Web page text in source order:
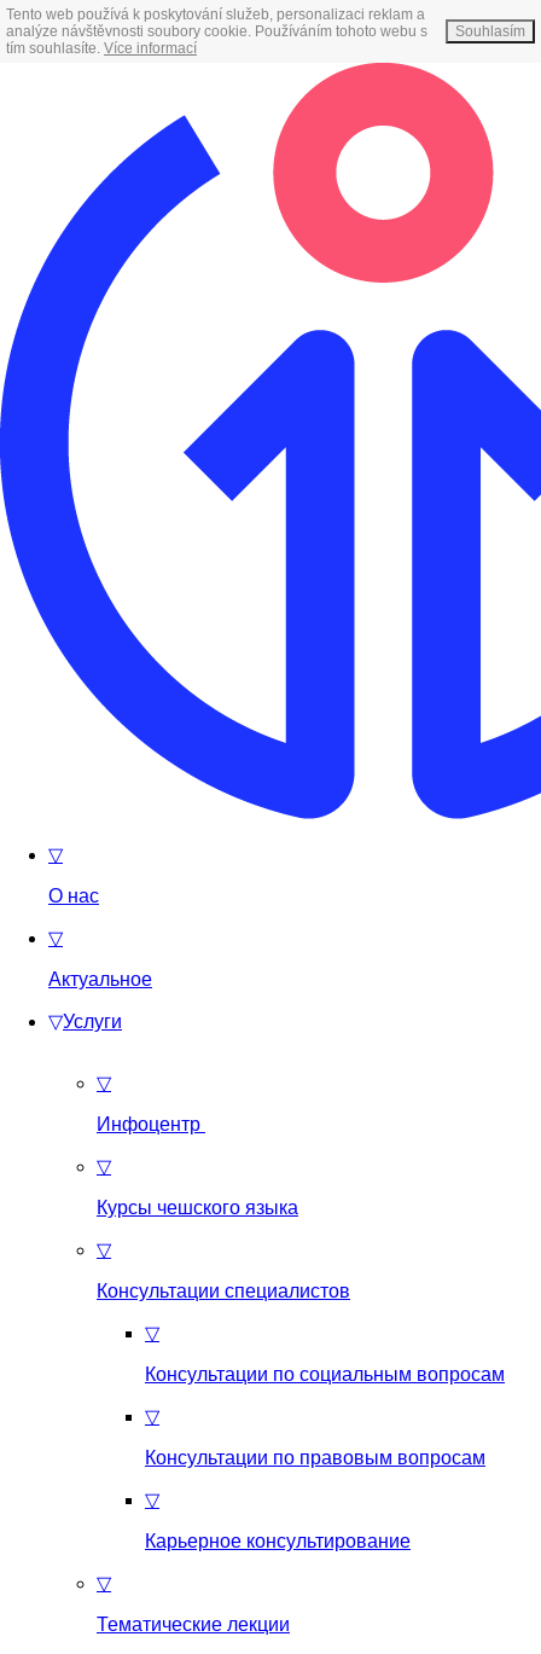
Tento web používá k poskytování služeb, personalizaci reklam a
analýze návštěvnosti soubory cookie. Používáním tohoto webu s
tím souhlasíte. Více informací
Souhlasím
▽
О нас
▽
Актуальное
▽Услуги
▽
Инфоцентр
▽
Курсы чешского языка
▽
Консультации специалистов
▽
Консультации по социальным вопросам
▽
Консультации по правовым вопросам
▽
Карьерное консультирование
▽
Тематические лекции